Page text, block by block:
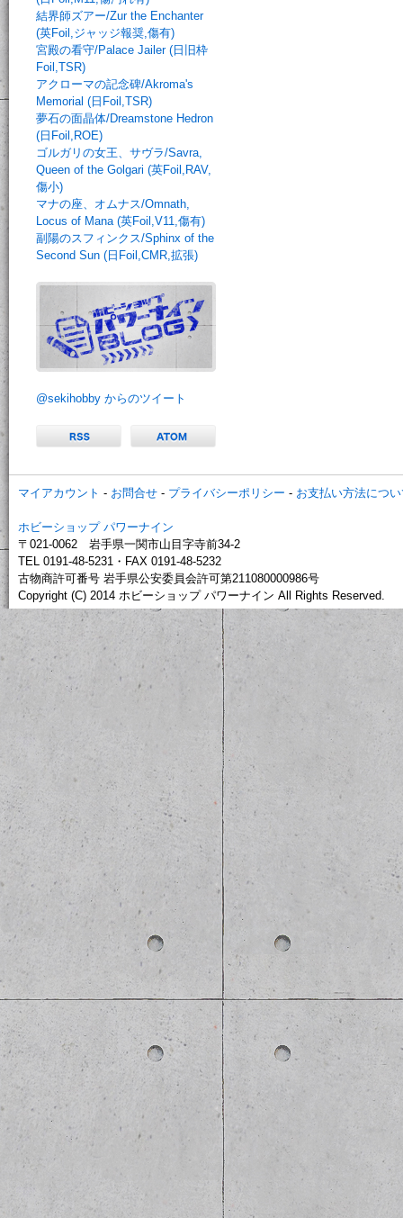
結界師ズアー/Zur the Enchanter
(英Foil,ジャッジ報奨,傷有)
宮殿の看守/Palace Jailer (日旧枠
Foil,TSR)
アクローマの記念碑/Akroma's
Memorial (日Foil,TSR)
夢石の面晶体/Dreamstone Hedron
(日Foil,ROE)
ゴルガリの女王、サヴラ/Savra,
Queen of the Golgari (英Foil,RAV,
傷小)
マナの座、オムナス/Omnath,
Locus of Mana (英Foil,V11,傷有)
副陽のスフィンクス/Sphinx of the
Second Sun (日Foil,CMR,拡張)
@sekihobby からのツイート
マイアカウント - お問合せ - プライバシーポリシー - お支払い方法につ
ホビーショップ パワーナイン
〒021-0062 岩手県一関市山目字寺前34-2
TEL 0191-48-5231・FAX 0191-48-5232
古物商許可番号 岩手県公安委員会許可第211080000986号
Copyright (C) 2014 ホビーショップ パワーナイン All Rights Reserved.